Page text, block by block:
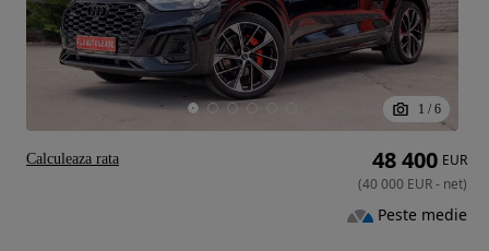
1 / 6
48 400 EUR
(40 000 EUR- net)
Peste medie
Calculeaza rata